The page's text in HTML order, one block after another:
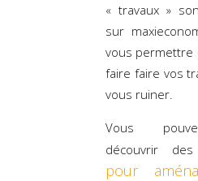
« travaux »
sur
vous permettre
faire faire vos
vous ruiner.
Vous
découvrir des
pour